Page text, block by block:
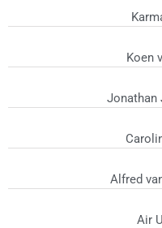
Koen
Jonathan
Alfred
Air